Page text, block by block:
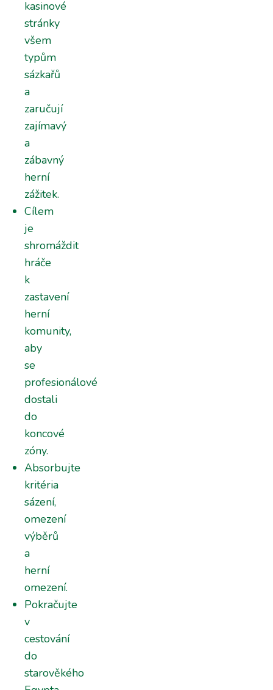
kasinové
stránky
všem
typům
sázkařů
a
zaručují
zajímavý
a
zábavný
herní
zážitek.
Cílem
je
shromáždit
hráče
k
zastavení
herní
komunity,
aby
se
profesionálové
dostali
do
koncové
zóny.
Absorbujte
kritéria
sázení,
omezení
výběrů
a
herní
omezení.
Pokračujte
v
cestování
do
starověkého